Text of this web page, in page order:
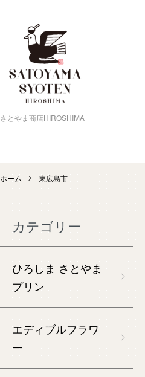
さとやま商店HIROSHIMA
ホーム 東広島市
カテゴリー
ひろしま さとやま
プリン
エディブルフラワ
ー